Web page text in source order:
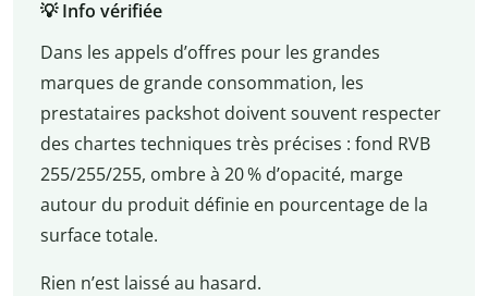
💡 Info vérifiée
Dans les appels d’offres pour les grandes
marques de grande consommation, les
prestataires packshot doivent souvent respecter
des chartes techniques très précises : fond RVB
255/255/255, ombre à 20 % d’opacité, marge
autour du produit définie en pourcentage de la
surface totale.
Rien n’est laissé au hasard.